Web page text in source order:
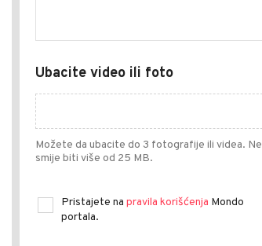
Ubacite video ili foto
Možete da ubacite do 3 fotografije ili videa. Ne
smije biti više od 25 MB.
Pristajete na pravila korišćenja Mondo
portala.